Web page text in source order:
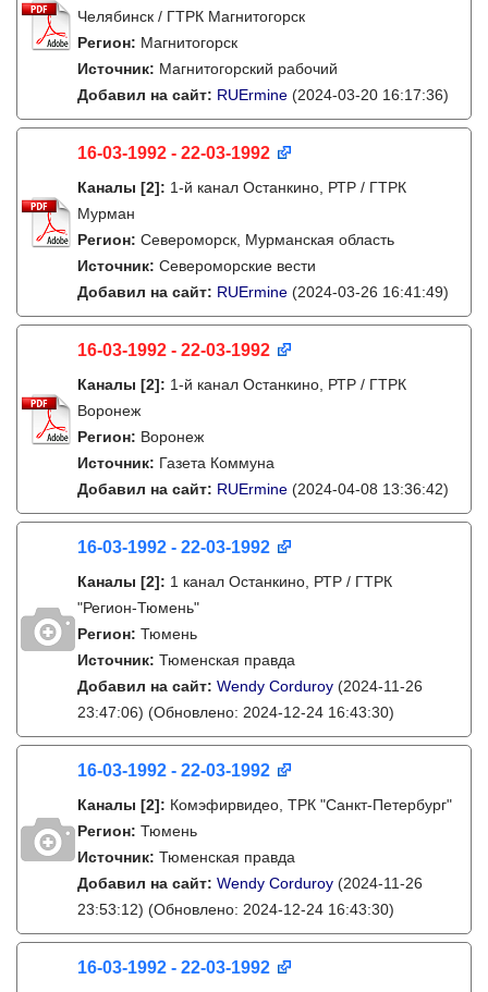
Челябинск / ГТРК Магнитогорск
Регион: Магнитогорск
Источник: Магнитогорский рабочий
Добавил на сайт: RUErmine (2024-03-20 16:17:36)
16-03-1992 - 22-03-1992
Каналы [2]: 1-й канал Останкино, РТР / ГТРК
Мурман
Регион: Североморск, Мурманская область
Источник: Североморские вести
Добавил на сайт: RUErmine (2024-03-26 16:41:49)
16-03-1992 - 22-03-1992
Каналы [2]: 1-й канал Останкино, РТР / ГТРК
Воронеж
Регион: Воронеж
Источник: Газета Коммуна
Добавил на сайт: RUErmine (2024-04-08 13:36:42)
16-03-1992 - 22-03-1992
Каналы [2]: 1 канал Останкино, РТР / ГТРК
"Регион-Тюмень"
Регион: Тюмень
Источник: Тюменская правда
Добавил на сайт: Wendy Corduroy (2024-11-26
23:47:06) (Обновлено: 2024-12-24 16:43:30)
16-03-1992 - 22-03-1992
Каналы [2]: Комэфирвидео, ТРК "Санкт-Петербург"
Регион: Тюмень
Источник: Тюменская правда
Добавил на сайт: Wendy Corduroy (2024-11-26
23:53:12) (Обновлено: 2024-12-24 16:43:30)
16-03-1992 - 22-03-1992